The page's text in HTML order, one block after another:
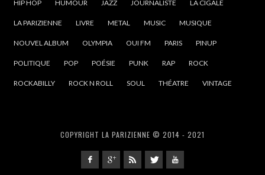
HIP HOP HUMOUR JAZZ JOURNALISTE LA CIGALE
LA PARIZIENNE LIVRE METAL MUSIC MUSIQUE
NOUVEL ALBUM OLYMPIA OUI FM PARIS PINUP
POLITIQUE POP POÉSIE PUNK RAP ROCK
ROCKABILLY ROCK N ROLL SOUL THÉATRE VINTAGE
COPYRIGHT LA PARIZIENNE © 2014 - 2021